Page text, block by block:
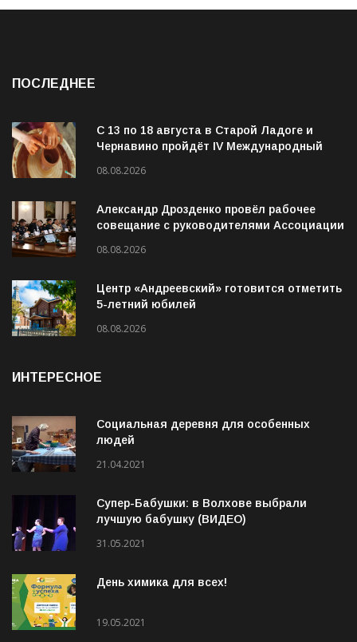
ПОСЛЕДНЕЕ
С 13 по 18 августа в Старой Ладоге и
Чернавино пройдёт IV Международный
08.08.2026
Александр Дрозденко провёл рабочее
совещание с руководителями Ассоциации
08.08.2026
Центр «Андреевский» готовится отметить
5-летний юбилей
08.08.2026
ИНТЕРЕСНОЕ
Социальная деревня для особенных
людей
21.04.2021
Супер-Бабушки: в Волхове выбрали
лучшую бабушку (ВИДЕО)
31.05.2021
День химика для всех!
19.05.2021